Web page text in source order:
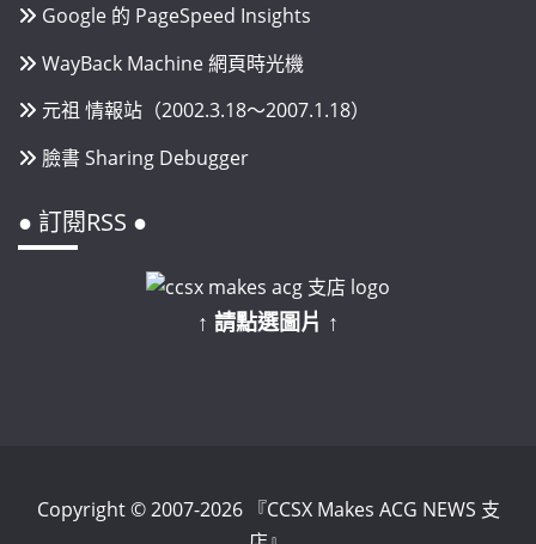
Google 的 PageSpeed Insights
WayBack Machine 網頁時光機
元祖 情報站（2002.3.18～2007.1.18）
臉書 Sharing Debugger
● 訂閱RSS ●
↑ 請點選圖片 ↑
Copyright © 2007-2026 『CCSX Makes ACG NEWS 支